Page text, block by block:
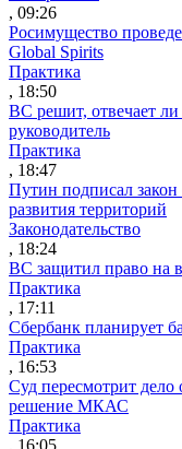
, 09:26
Росимущество
Global Spirits
Практика
, 18:50
ВС решит, отвечает
руководитель
Практика
, 18:47
Путин подписал
развития территорий
Законодательство
, 18:24
ВС защитил право на
Практика
, 17:11
Сбербанк планирует
Практика
, 16:53
Суд пересмотрит дело
решение МКАС
Практика
, 16:05